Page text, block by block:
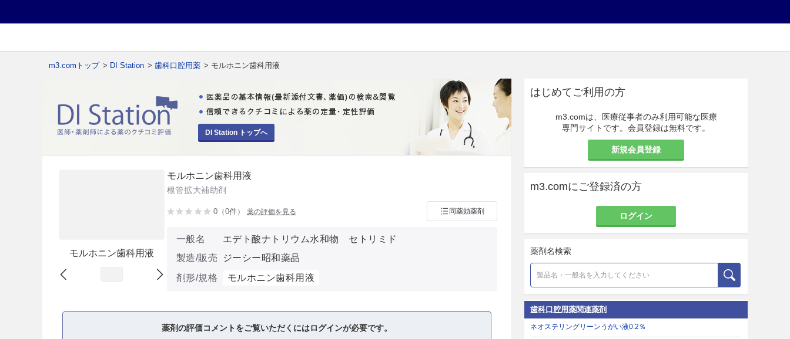
m3.comトップ > DI Station > 歯科口腔用薬 > モルホニン歯科用液
DI Station トップへ
モルホニン歯科用液
モルホニン歯科用液
根管拡大補助剤
0（0件） 薬の評価を見る 同薬効薬剤
一般名
エデト酸ナトリウム水和物 セトリミド
製造/販売
ジーシー昭和薬品
剤形/規格
モルホニン歯科用液
薬剤の評価コメントをご覧いただくにはログインが必要です。
はじめてご利用の方
m3.comは、医療従事者のみ利用可能な医療
専門サイトです。会員登録は無料です。
新規会員登録
m3.comにご登録済の方
ログイン
薬剤名検索
歯科口腔用薬関連薬剤
ネオステリングリーンうがい液0.2％